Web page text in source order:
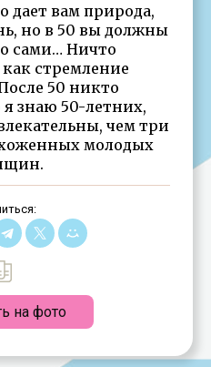
дает вам природа,
но в 50 вы должны
сами… Ничто
стремление
50 никто
знаю 50-летних,
чем три
молодых
на фото